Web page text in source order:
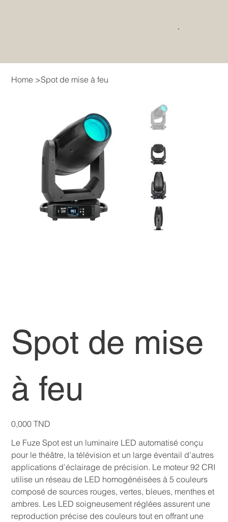
Home >Spot de mise à feu
Spot de mise
à feu
Prix
0,000 TND
Le Fuze Spot est un luminaire LED automatisé conçu
pour le théâtre, la télévision et un large éventail d’autres
applications d’éclairage de précision. Le moteur 92 CRI
utilise un réseau de LED homogénéisées à 5 couleurs
composé de sources rouges, vertes, bleues, menthes et
ambres. Les LED soigneusement réglées assurent une
reproduction précise des couleurs tout en offrant une